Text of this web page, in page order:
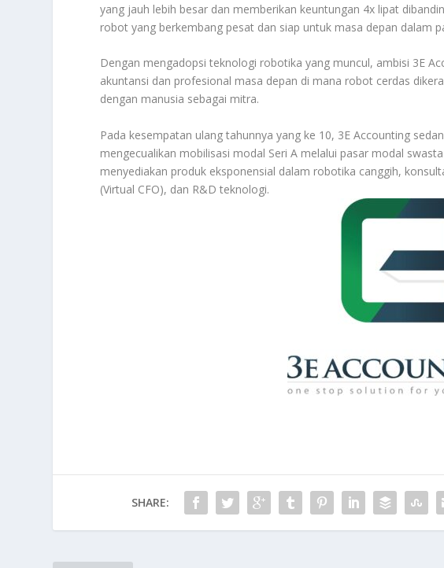
yang jauh lebih besar dan memberikan keuntungan 4x lipat
robot yang berkembang pesat dan siap untuk masa depan dalam
Dengan mengadopsi teknologi robotika yang muncul, ambisi 3E
akuntansi dan profesional masa depan di mana robot cerdas
dengan manusia sebagai mitra.
Pada kesempatan ulang tahunnya yang ke 10, 3E Accounting
mengecualikan mobilisasi modal Seri A melalui pasar modal
menyediakan produk eksponensial dalam robotika canggih,
(Virtual CFO), dan R&D teknologi.
SHARE: